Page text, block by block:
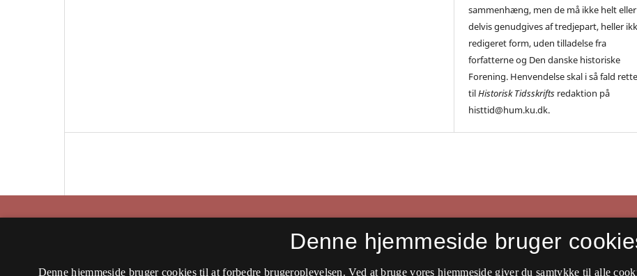
sammenhæng, men de må ikke helt eller
delvis genudgives af tredjepart, heller
redigeret form, uden tilladelse fra
forfatterne og Den danske historiske
Forening. Henvendelse skal i så fald
tilHistorisk Tidsskrifts redaktion på
histtid@hum.ku.dk.
ISSN 2597-0666 (Online)
Denne hjemmeside bruger
Denne hjemmeside bruger cookies til at forbedre brugeroplevelsen. Ved at bruge vores hjemmeside giver du samtykke til alle